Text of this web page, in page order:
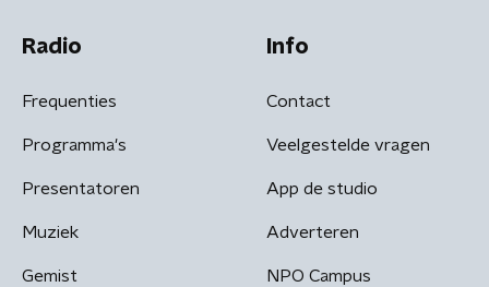
Radio
Frequenties
Programma's
Presentatoren
Muziek
Gemist
Info
Contact
Veelgestelde vragen
App de studio
Adverteren
NPO Campus